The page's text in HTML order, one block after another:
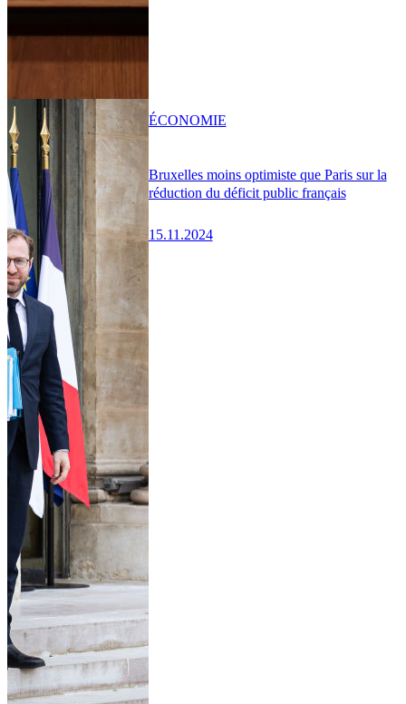
Bruxelles moins optimiste que Paris sur la
réduction du déficit public français
15.11.2024
ÉCONOMIE